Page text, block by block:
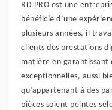
RD PRO est une
bénéficie d’une
plusieurs années, il
clients des prestations
matière en garantissant
exceptionnelles, aussi
qu’appartenant à des
pièces soient peintes